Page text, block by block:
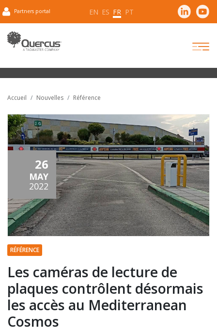
Partners portal EN ES FR PT
Accueil Nouvelles Référence
26
MAY
2022
RÉFÉRENCE
Les caméras de lecture de
plaques contrôlent désormais
les accès au Mediterranean
Cosmos